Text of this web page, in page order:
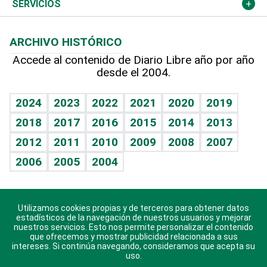
Hablando con el pediatra
Vida y familia
Eñe
Celebrando la vida
Sin complejos
En pocas palabras
Escuchando al corazón
Economía Personal
Línea de hit
TBT Deportivo
Columnistas
Cambio climático
Opinión
Hecho en casa
Guía del dinero
SERVICIOS
Cumpleaños
Horóscopos
Crucigramas
ARCHIVO HISTÓRICO
Accede al contenido de Diario Libre año por año
desde el 2004.
2024 2023 2022 2021 2020
2019
2018
2017 2016 2015 2014
2013
2012
2011 2010 2009 2008
2007
2006
2005 2004
Descarga nuestras aplicaciones para Android, iOS y
sistema Huawei.
Utilizamos cookies propias y de terceros para obtener datos
estadísticos de la navegación de nuestros usuarios y mejorar
nuestros servicios. Esto nos permite personalizar el contenido
que ofrecemos y mostrar publicidad relacionada a sus
intereses. Si continúa navegando, consideramos que acepta su
uso.